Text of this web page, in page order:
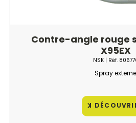
Contre-angle rouge
X95EX
NSK| Réf.
Spray externe